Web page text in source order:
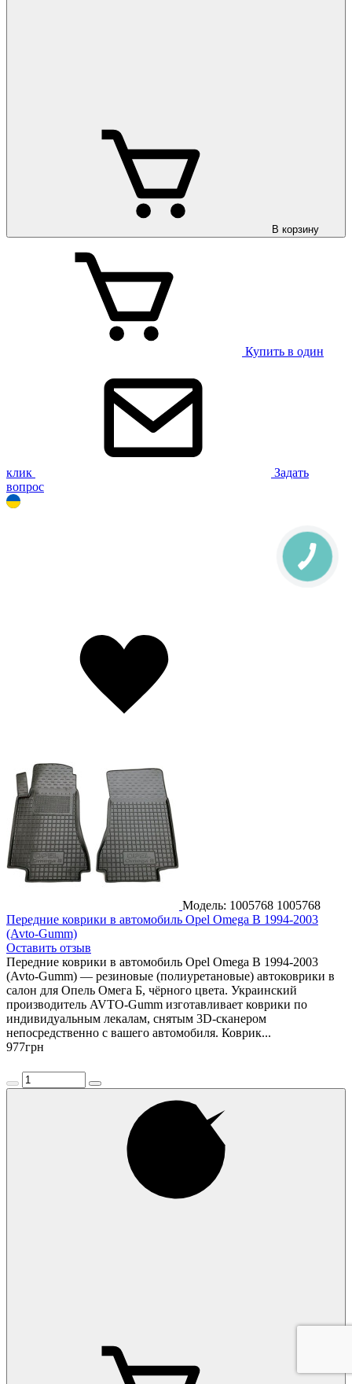
В корзину
Купить в один
клик
Задать
вопрос
Модель: 1005768 1005768
Передние коврики в автомобиль Opel Omega B 1994-2003
(Avto-Gumm)
Оставить отзыв
Передние коврики в автомобиль Opel Omega B 1994-2003
(Avto-Gumm) — резиновые (полиуретановые) автоковрики в
салон для Опель Омега Б, чёрного цвета. Украинский
производитель AVTO-Gumm изготавливает коврики по
индивидуальным лекалам, снятым 3D-сканером
непосредственно с вашего автомобиля. Коврик...
977грн